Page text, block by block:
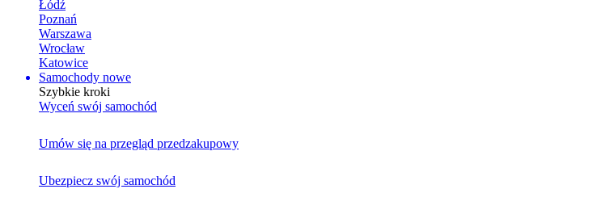
Łódź
Poznań
Warszawa
Wrocław
Katowice
Samochody nowe
Szybkie kroki
Wyceń swój samochód
Umów się na przegląd przedzakupowy
Ubezpiecz swój samochód